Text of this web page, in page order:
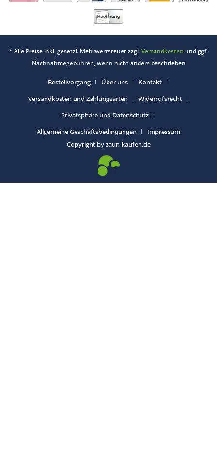
* Alle Preise inkl. gesetzl. Mehrwertsteuer zzgl.Versandkosten und ggf.
Nachnahmegebühren, wenn nicht anders beschrieben
Bestellvorgang Über uns
Kontakt
Versandkosten und Zahlungsarten
Widerrufsrecht
Privatsphäre und Datenschutz
Allgemeine Geschäftsbedingungen
Impressum
Copyright by zaun-kaufen.de